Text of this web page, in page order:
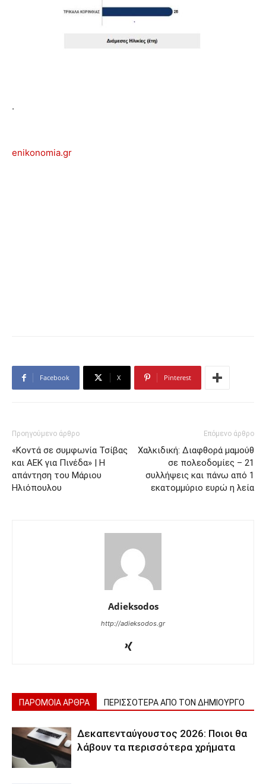
.
enikonomia.gr
Facebook X Pinterest
Προηγούμενο άρθρο
«Κοντά σε συμφωνία Τσίβας
και ΑΕΚ για Πινέδα» | Η
απάντηση του Μάριου
Ηλιόπουλου
Επόμενο άρθρο
Χαλκιδική: Διαφθορά μαμούθ
σε πολεοδομίες – 21
συλλήψεις και πάνω από 1
εκατομμύριο ευρώ η λεία
Adieksodos
http://adieksodos.gr
ΠΑΡΟΜΟΙΑ ΑΡΘΡΑ ΠΕΡΙΣΣΟΤΕΡΑ ΑΠΟ ΤΟΝ ΔΗΜΙΟΥΡΓΟ
Δεκαπενταύγουστος 2026: Ποιοι θα
λάβουν τα περισσότερα χρήματα